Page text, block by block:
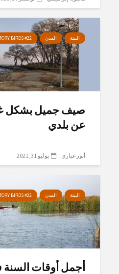
البيئة المدن BIRDS #22
صيف جميل بشكل
عن بلدي
أنور غباري يوليو 31, 2021
البيئة المدن BIRDS #22
أجمل أوقات السنة